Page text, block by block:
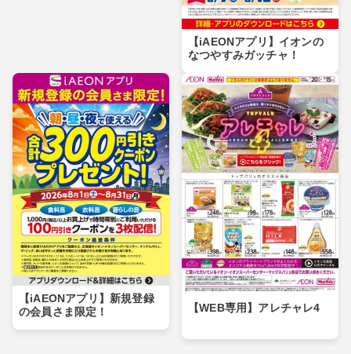
【iAEONアプリ】イオンの
なつやすみガッチャ！
【iAEONアプリ】新規登録
の会員さま限定！
【WEB専用】アレチャレ4